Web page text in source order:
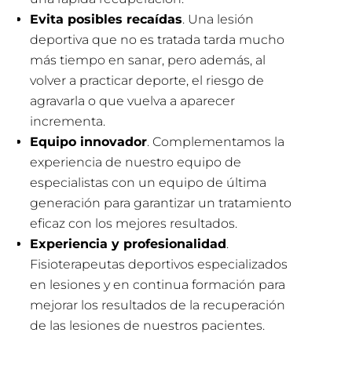
Evita posibles recaídas. Una lesión
deportiva que no es tratada tarda mucho
más tiempo en sanar, pero además, al
volver a practicar deporte, el riesgo de
agravarla o que vuelva a aparecer
incrementa.
Equipo innovador. Complementamos la
experiencia de nuestro equipo de
especialistas con un equipo de última
generación para garantizar un tratamiento
eficaz con los mejores resultados.
Experiencia y profesionalidad.
Fisioterapeutas deportivos especializados
en lesiones y en continua formación para
mejorar los resultados de la recuperación
de las lesiones de nuestros pacientes.